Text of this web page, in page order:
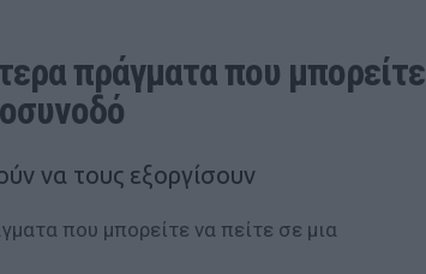
πράγματα που μπορείτε
να τους εξοργίσουν